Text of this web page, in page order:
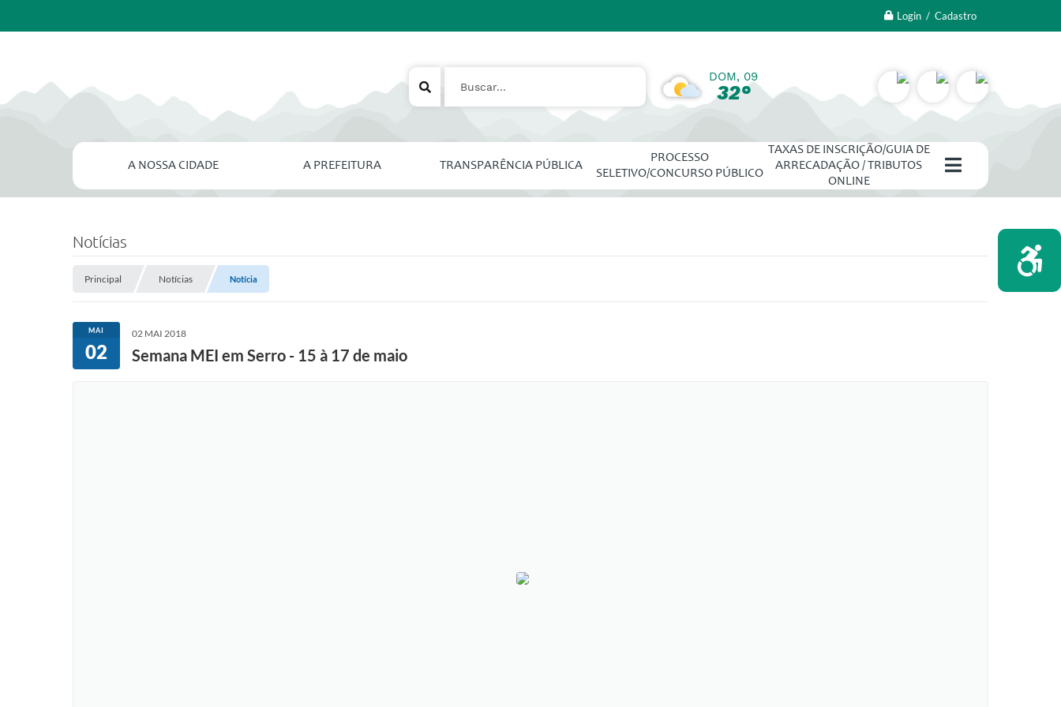
Login / Cadastro
DOM, 09
32°
A NOSSA CIDADE A PREFEITURA TRANSPARÊNCIA PÚBLICA
PROCESSO
SELETIVO/CONCURSO PÚBLICO
TAXAS DE INSCRIÇÃO/GUIA DE
ARRECADAÇÃO / TRIBUTOS
ONLINE
Notícias
Principal Notícias Notícia
MAI
02
02 MAI 2018
Semana MEI em Serro - 15 à 17 de maio